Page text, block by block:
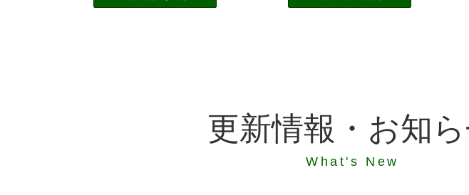
更新情報・お知
What's New